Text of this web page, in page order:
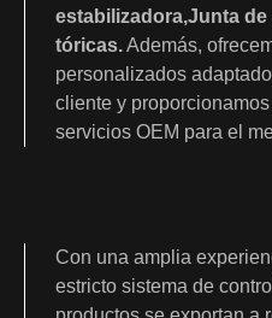
estabilizadora,Junta de
tóricas.Además,
personalizados
cliente y
servicios OEM para el
Con una amplia
estricto sistema de